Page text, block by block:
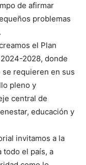
de afirmar
problemas
el Plan
2028, donde
se requieren en sus
pleno y
central de
educación y
invitamos a la
todo el país, a